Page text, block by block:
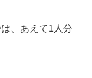
、あえて1人分